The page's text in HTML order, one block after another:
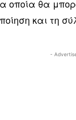
οποία θα
και τη
-